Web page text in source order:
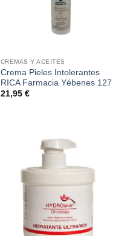
CREMAS Y ACEITES
Crema Pieles Intolerantes
RICA Farmacia Yébenes 127
21,95 €